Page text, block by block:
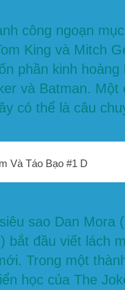
công ngoạn
King và Mitch
phần kinh
và Batman.
có thể là câu
sao Dan Mora
bắt đầu viết lách
Trong một
học của The